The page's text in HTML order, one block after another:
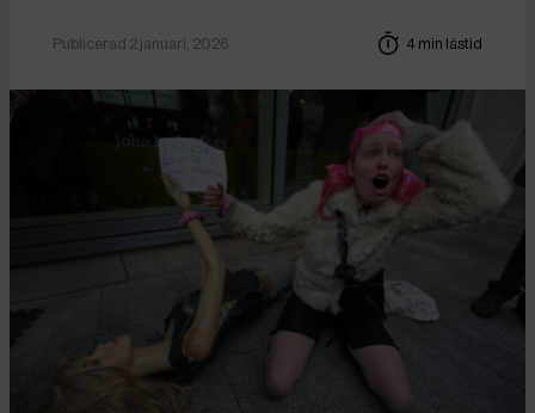
Publicerad 2 januari, 2026 4 min lästid